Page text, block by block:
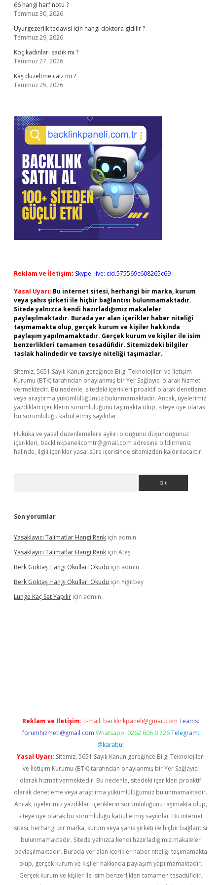
66 hangi harf notu ?
Temmuz 30, 2026
Uyurgezerlik tedavisi için hangi doktora gidilir ?
Temmuz 29, 2026
Koç kadınları sadık mı ?
Temmuz 27, 2026
Kaş düzeltme caiz mi ?
Temmuz 25, 2026
Reklam ve İletişim: Skype: live:.cid.575569c608265c69
Yasal Uyarı: Bu internet sitesi, herhangi bir marka, kurum
veya şahıs şirketi ile hiçbir bağlantısı bulunmamaktadır.
Sitede yalnızca kendi hazırladığımız makaleler
paylaşılmaktadır. Burada yer alan içerikler haber niteliği
taşımamakta olup, gerçek kurum ve kişiler hakkında
paylaşım yapılmamaktadır. Gerçek kurum ve kişiler ile isim
benzerlikleri tamamen tesadüfidir. Sitemizdeki bilgiler
taslak halindedir ve tavsiye niteliği taşımazlar.
Sitemiz, 5651 Sayılı Kanun gereğince Bilgi Teknolojileri ve İletişim
Kurumu (BTK) tarafından onaylanmış bir Yer Sağlayıcı olarak hizmet
vermektedir. Bu nedenle, sitedeki içerikleri proaktif olarak denetleme
veya araştırma yükümlülüğümüz bulunmamaktadır. Ancak, üyelerimiz
yazdıkları içeriklerin sorumluluğunu taşımakta olup, siteye üye olarak
bu sorumluluğu kabul etmiş sayılırlar.
Hukuka ve yasal düzenlemelere aykırı olduğunu düşündüğünüz
içerikleri, backlinkpanelicomtr@gmail.com adresine bildirmeniz
halinde, ilgili içerikler yasal süre içerisinde sitemizden kaldırılacaktır.
Son yorumlar
Yasaklayıcı Talimatlar Hangi Renk için admin
Yasaklayıcı Talimatlar Hangi Renk için Ateş
Berk Göktaş Hangi Okulları Okudu için admin
Berk Göktaş Hangi Okulları Okudu için Yiğitbey
Lunge Kaç Set Yapılır için admin
Reklam ve İletişim: E-mail: backlinkpaneli@gmail.com Teams:
forumhizmeti@gmail.com Whatsapp: 0262 606 0 726 Telegram:
@karabul
Yasal Uyarı: Sitemiz, 5651 Sayılı Kanun gereğince Bilgi Teknolojileri
ve İletişim Kurumu (BTK) tarafından onaylanmış bir Yer Sağlayıcı
olarak hizmet vermektedir. Bu nedenle, sitedeki içerikleri proaktif
olarak denetleme veya araştırma yükümlülüğümüz bulunmamaktadır.
Ancak, üyelerimiz yazdıkları içeriklerin sorumluluğunu taşımakta olup,
siteye üye olarak bu sorumluluğu kabul etmiş sayılırlar. Bu internet
sitesi, herhangi bir marka, kurum veya şahıs şirketi ile hiçbir bağlantısı
bulunmamaktadır. Sitede yalnızca kendi hazırladığımız makaleler
paylaşılmaktadır. Burada yer alan içerikler haber niteliği taşımamakta
olup, gerçek kurum ve kişiler hakkında paylaşım yapılmamaktadır.
Gerçek kurum ve kişiler ile isim benzerlikleri tamamen tesadüfidir.